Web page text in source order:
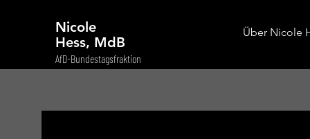
Nicole
Hess, MdB
AfD-Bundestagsfraktion
Über Nicole